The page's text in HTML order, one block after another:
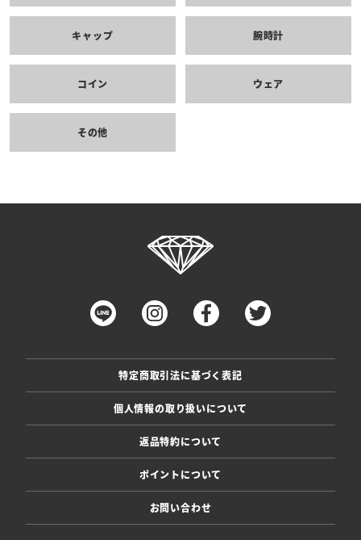
キャップ 腕時計
コイン ウェア
その他
特定商取引法に基づく表記
個人情報の取り扱いについて
返品特約について
ポイントについて
お問い合わせ